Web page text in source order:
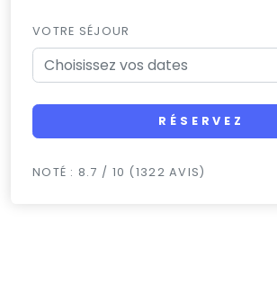
VOTRE SÉJOUR
RÉSERVEZ
NOTÉ : 8.7 / 10 (1322 AVIS)